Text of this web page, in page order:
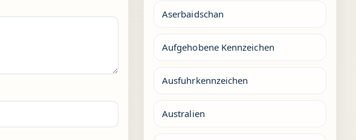
Aserbaidschan
Aufgehobene Kennzeichen
Ausfuhrkennzeichen
Australien